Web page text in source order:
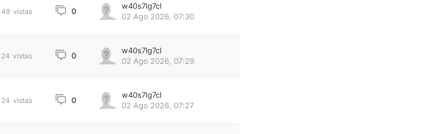
49 vistas 0
w40s7lg7cl
02 Ago 2026, 07:30
24 vistas 0
w40s7lg7cl
02 Ago 2026, 07:29
24 vistas 0
w40s7lg7cl
02 Ago 2026, 07:27